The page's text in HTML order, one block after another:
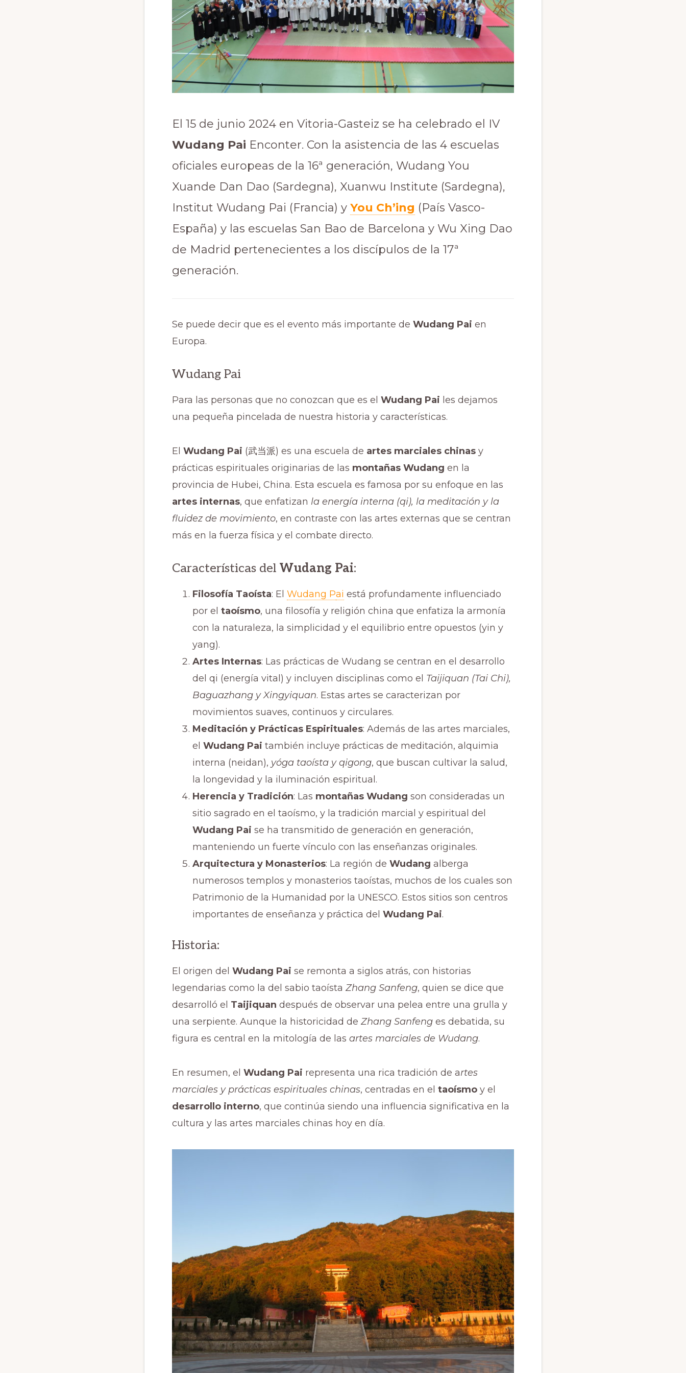
El 15 de junio 2024 en Vitoria-Gasteiz se ha celebrado el IV
Wudang Pai Enconter. Con la asistencia de las 4 escuelas
oficiales europeas de la 16ª generación, Wudang You
Xuande Dan Dao (Sardegna), Xuanwu Institute (Sardegna),
Institut Wudang Pai (Francia) y You Ch’ing (País Vasco-
España) y las escuelas San Bao de Barcelona y Wu Xing Dao
de Madrid pertenecientes a los discípulos de la 17ª
generación.
Se puede decir que es el evento más importante de Wudang Pai en
Europa.
Wudang Pai
Para las personas que no conozcan que es el Wudang Pai les dejamos
una pequeña pincelada de nuestra historia y características.
El Wudang Pai (武当派) es una escuela de artes marciales chinas y
prácticas espirituales originarias de las montañas Wudang en la
provincia de Hubei, China. Esta escuela es famosa por su enfoque en las
artes internas, que enfatizan la energía interna (qi), la meditación y la
fluidez de movimiento, en contraste con las artes externas que se centran
más en la fuerza física y el combate directo.
Características del Wudang Pai:
Filosofía Taoísta: El Wudang Pai está profundamente influenciado
por el taoísmo, una filosofía y religión china que enfatiza la armonía
con la naturaleza, la simplicidad y el equilibrio entre opuestos (yin y
yang).
Artes Internas: Las prácticas de Wudang se centran en el desarrollo
del qi (energía vital) y incluyen disciplinas como el Taijiquan (Tai Chi),
Baguazhang y Xingyiquan. Estas artes se caracterizan por
movimientos suaves, continuos y circulares.
Meditación y Prácticas Espirituales: Además de las artes marciales,
el Wudang Pai también incluye prácticas de meditación, alquimia
interna (neidan), yóga taoísta y qigong, que buscan cultivar la salud,
la longevidad y la iluminación espiritual.
Herencia y Tradición: Las montañas Wudang son consideradas un
sitio sagrado en el taoísmo, y la tradición marcial y espiritual del
Wudang Pai se ha transmitido de generación en generación,
manteniendo un fuerte vínculo con las enseñanzas originales.
Arquitectura y Monasterios: La región de Wudang alberga
numerosos templos y monasterios taoístas, muchos de los cuales son
Patrimonio de la Humanidad por la UNESCO. Estos sitios son centros
importantes de enseñanza y práctica del Wudang Pai.
Historia:
El origen del Wudang Pai se remonta a siglos atrás, con historias
legendarias como la del sabio taoísta Zhang Sanfeng, quien se dice que
desarrolló el Taijiquan después de observar una pelea entre una grulla y
una serpiente. Aunque la historicidad de Zhang Sanfeng es debatida, su
figura es central en la mitología de las artes marciales de Wudang.
En resumen, el Wudang Pai representa una rica tradición de artes
marciales y prácticas espirituales chinas, centradas en el taoísmo y el
desarrollo interno, que continúa siendo una influencia significativa en la
cultura y las artes marciales chinas hoy en día.